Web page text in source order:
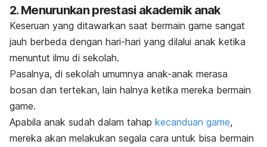
2. Menurunkan prestasi akademik anak
Keseruan yang ditawarkan saat bermain game sangat
jauh berbeda dengan hari-hari yang dilalui anak ketika
menuntut ilmu di sekolah.
Pasalnya, di sekolah umumnya anak-anak merasa
bosan dan tertekan, lain halnya ketika mereka bermain
game.
Apabila anak sudah dalam tahap kecanduan game,
mereka akan melakukan segala cara untuk bisa bermain